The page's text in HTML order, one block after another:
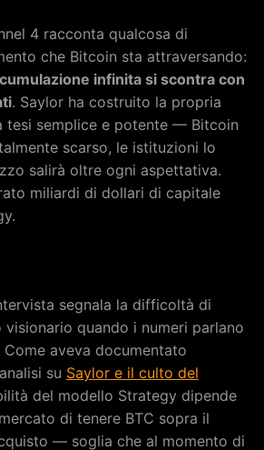
4 racconta qualcosa di
che Bitcoin sta attraversando:
infinita si scontra con
. Saylor ha costruito la propria
tesi semplice e potente — Bitcoin
scarso, le istituzioni lo
salirà oltre ogni aspettativa.
miliardi di dollari di capitale
segnala la difficoltà di
visionario quando i numeri parlano
Come aveva documentato
su Saylor e il culto del
del modello Strategy dipende
di tenere BTC sopra il
— soglia che al momento di